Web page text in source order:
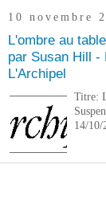
10 novembre
L'ombre au
par Susan Hill -
L'Archipel
Titre:
14/10/